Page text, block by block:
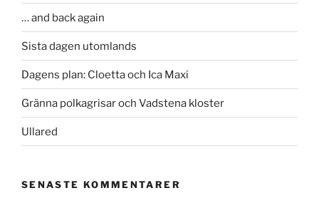
… and back again
Sista dagen utomlands
Dagens plan: Cloetta och Ica Maxi
Gränna polkagrisar och Vadstena kloster
Ullared
SENASTE KOMMENTARER